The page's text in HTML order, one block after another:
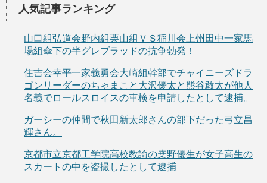
人気記事ランキング
山口組弘道会野内組栗山組ＶＳ稲川会上州田中一家馬
場組傘下の半グレブラッドの抗争勃発！
住吉会幸平一家義勇会大崎組幹部でチャイニーズドラ
ゴンリーダーのちゃまこと大沢優太と熊谷敢太が他人
名義でロールスロイスの車検を申請したとして逮捕。
ガーシーの仲間で秋田新太郎さんの部下だった弓立昌
輝さん。
京都市立京都工学院高校教諭の桒野優生が女子高生の
スカートの中を盗撮したとして逮捕